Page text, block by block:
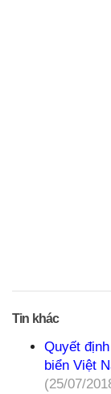
Tin khác
Quyết
biển Việt
(25/07/